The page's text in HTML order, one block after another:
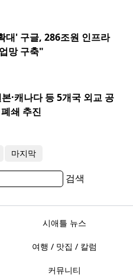
대' 구글, 286조원 인프라
망 구축"
·캐나다 등 5개국 외교 공
쇄 추진
마지막
검색
시애틀 뉴스
여행 / 맛집 / 칼럼
커뮤니티